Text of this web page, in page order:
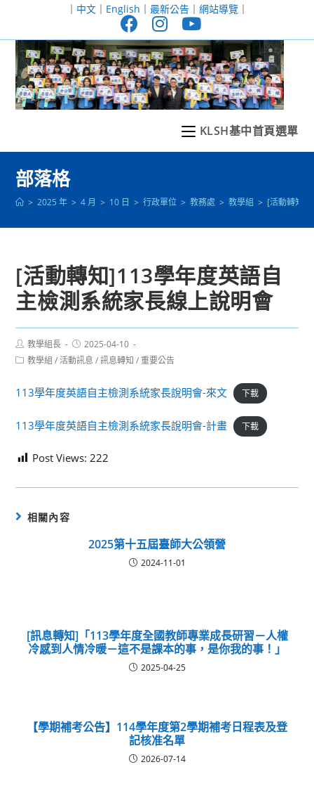
至
｜ 中文｜ English ｜ 最新公告｜ 網站導覽｜
KLSH基中首頁選單
部落格
> 2025 年 > 4 月 > 10 日 > 行政單位 > 教務處 > 教學組 > [活動轉知
[活動轉知]113學年度英語自
主檢測系統家長線上說明會
Post
author:
教學組長
Post
published:
2025-04-10
Post教學組 / 活動訊息 / 訊息轉知 / 重要公告
113學年度英語自主檢測系統家長說明會-來文 下載
113學年度英語自主檢測系統家長說明會-計畫 下載
Post Views: 222
相關內容
2025第十五屆臺師大公領營
2024-11-01
[訊息轉知]「113學年度全國教師專業成長研習－人權
冷感到人情冷暖－這不是課本的事，是你我的事！」
2025-04-25
【學期補考公告】114學年度第2學期補考日程表及登
記核准名單
2026-07-14